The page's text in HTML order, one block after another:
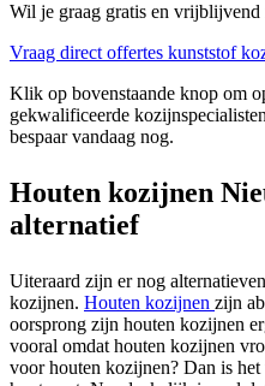
Wil je graag gratis en vrijblijvend
Vraag direct offertes kunststof
Klik op bovenstaande knop om
gekwalificeerde
bespaar vandaag nog.
Houten kozijnen
alternatief
Uiteraard zijn er nog
kozijnen. Houten kozijnen zijn
oorsprong zijn houten kozijnen
vooral omdat houten kozijnen
voor houten kozijnen? Dan is